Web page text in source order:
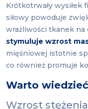
Krótkotrwały wysiłek
siłowy powoduje
wrażliwości tkanek na
stymuluje wzrost
mięśniowej istotnie
co również promuje
Warto
Wzrost